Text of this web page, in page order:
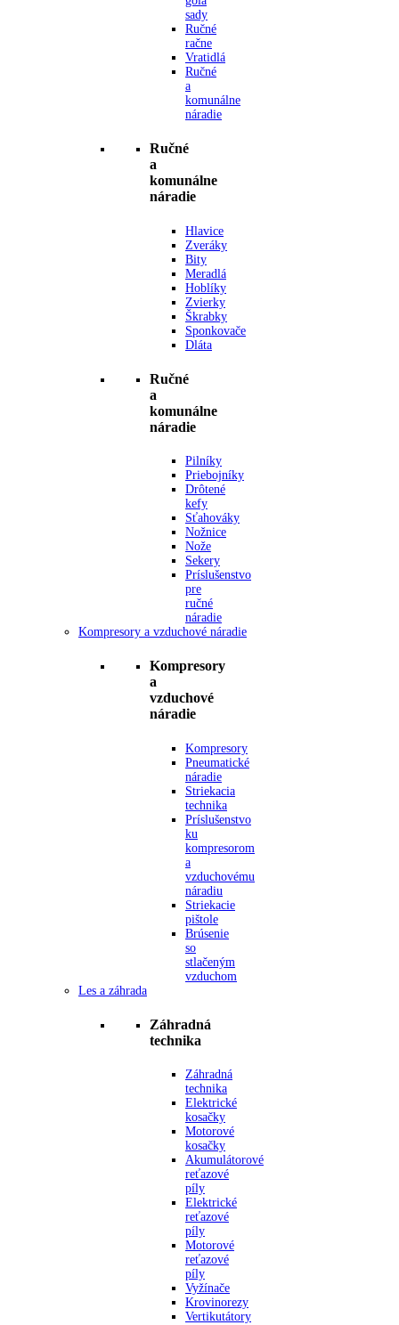
sady
Ručné
račne
Vratidlá
Ručné
a
komunálne
náradie
Ručné
a
komunálne
náradie
Hlavice
Zveráky
Bity
Meradlá
Hoblíky
Zvierky
Škrabky
Sponkovače
Dláta
Ručné
a
komunálne
náradie
Pilníky
Priebojníky
Drôtené
kefy
Sťahováky
Nožnice
Nože
Sekery
Príslušenstvo
pre
ručné
náradie
Kompresory a vzduchové náradie
Kompresory
a
vzduchové
náradie
Kompresory
Pneumatické
náradie
Striekacia
technika
Príslušenstvo
ku
kompresorom
a
vzduchovému
náradiu
Striekacie
pištole
Brúsenie
so
stlačeným
vzduchom
Les a záhrada
Záhradná
technika
Záhradná
technika
Elektrické
kosačky
Motorové
kosačky
Akumulátorové
reťazové
píly
Elektrické
reťazové
píly
Motorové
reťazové
píly
Vyžínače
Krovinorezy
Vertikutátory